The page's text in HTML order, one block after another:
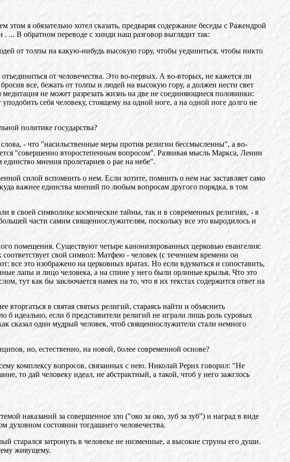
я обязательно хотел сказать, предваряя содержание беседы с Ражендрой
... В обратном переводе с хинди наш разговор выглядит так:
от толпы на какую-нибудь высокую гору, чтобы уединиться, чтобы никто
от человечества. Это во-первых. А во-вторых, не кажется ли
все, бежать от толпы и людей на высокую гору, а должен нести свет
не может разрезать жизнь на две не соединяющиеся половинки:
себя человеку, стоящему на одной ноге, а на одной ноге долго не
политике государства?
- что "насильственные меры против религии бессмысленны", а во-
''совершенно второстепенным вопросом". Развивая мысль Маркса, Ленин
мнения пролетариев о рае на небе".
силой вспомнить о нем. Если хотите, помнить о нем нас заставляет само
важнее единства мнений по любым вопросам другого порядка, в том
в своей символике космические тайны, так и в современных религиях, - в
части самим священнослужителям, поскольку все это выродилось и
помещения. Существуют четыре канонизированных церковью евангелия:
свой символ: Матфею - человек (с течением времени он
это изображено на церковных вратах. Но если вдуматься и сопоставить,
лапы и лицо человека, а на спине у него были орлиные крылья. Что это
тут как бы заключается намек на то, что в их текстах содержится ответ на
в святая святых религий, стараясь найти и объяснить
идеально, если б представители религий не играли лишь роль суровых
сказал один мудрый человек, чтоб священнослужители стали немного
но, естественно, на новой, более современной основе?
комплексу вопросов, связанных с нею. Николай Рерих говорил: "Не
то дай человеку идеал, не абстрактный, а такой, чтоб у него зажглось
наказаний за совершенное зло ("око за око, зуб за зуб") и наград в виде
духовном состоянии тогдашнего человечества.
старался затронуть в человеке не низменные, а высокие струны его души.
живущему.